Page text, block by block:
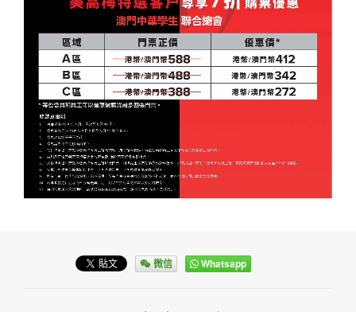
微信 Whatsapp